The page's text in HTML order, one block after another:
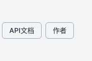
API文档 作者